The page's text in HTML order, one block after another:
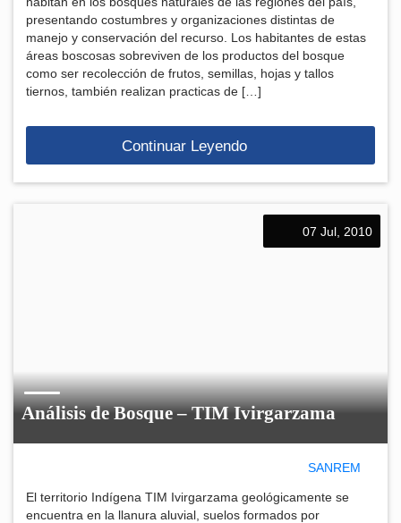
presentando costumbres y organizaciones distintas de
manejo y conservación del recurso. Los habitantes de estas
áreas boscosas sobreviven de los productos del bosque
como ser recolección de frutos, semillas, hojas y tallos
tiernos, también realizan practicas de […]
Continuar Leyendo
07 Jul, 2010
Análisis de Bosque – TIM Ivirgarzama
SANREM
El territorio Indígena TIM Ivirgarzama geológicamente se
encuentra en la llanura aluvial, suelos formados por